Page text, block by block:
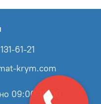
61-21
krym.com
09:00-18:00